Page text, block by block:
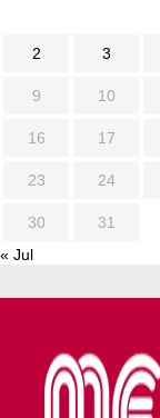
2 3
9 10
16 17
23 24
30
31
« Jul